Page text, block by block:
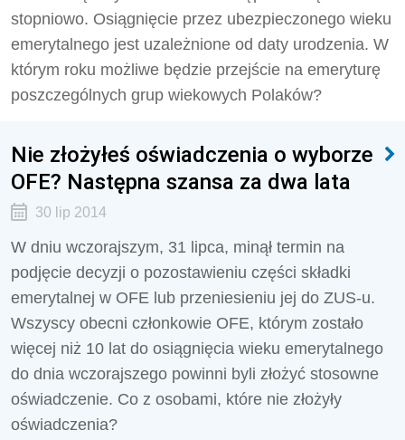
stopniowo. Osiągnięcie przez ubezpieczonego wieku
emerytalnego jest uzależnione od daty urodzenia. W
którym roku możliwe będzie przejście na emeryturę
poszczególnych grup wiekowych Polaków?
Nie złożyłeś oświadczenia o wyborze
OFE? Następna szansa za dwa lata
30 lip 2014
W dniu wczorajszym, 31 lipca, minął termin na
podjęcie decyzji o pozostawieniu części składki
emerytalnej w OFE lub przeniesieniu jej do ZUS-u.
Wszyscy obecni członkowie OFE, którym zostało
więcej niż 10 lat do osiągnięcia wieku emerytalnego
do dnia wczorajszego powinni byli złożyć stosowne
oświadczenie. Co z osobami, które nie złożyły
oświadczenia?